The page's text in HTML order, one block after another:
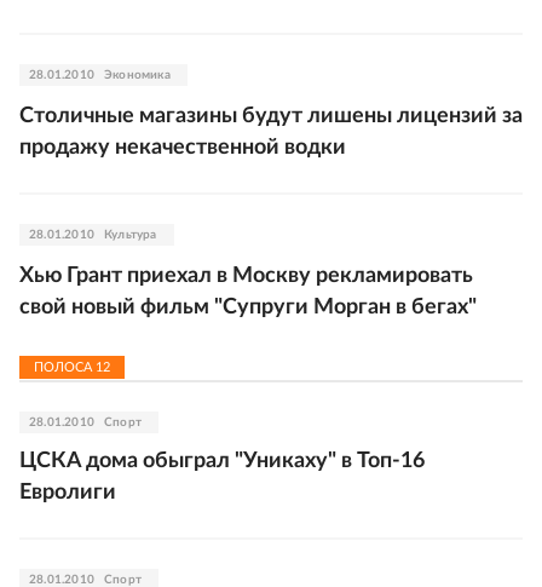
28.01.2010 Экономика
Столичные магазины будут лишены лицензий за
продажу некачественной водки
28.01.2010 Культура
Хью Грант приехал в Москву рекламировать
свой новый фильм "Супруги Морган в бегах"
ПОЛОСА 12
28.01.2010 Спорт
ЦСКА дома обыграл "Уникаху" в Топ-16
Евролиги
28.01.2010 Спорт